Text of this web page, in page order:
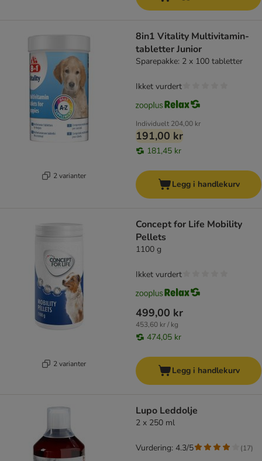
2 varianter
8in1 Vitality Multivitamin-
tabletter Junior
Sparepakke: 2 x 100 tabletter
Individuelt 204,00 kr
191,00 kr
181,45 kr
Ikket vurdert
Legg i handlekurv
2 varianter
Concept for Life Mobility
Pellets
1100 g
499,00 kr
453,60 kr / kg
474,05 kr
Ikket vurdert
Legg i handlekurv
Lupo Leddolje
2 x 250 ml
Vurdering: 4.3/5 (17)